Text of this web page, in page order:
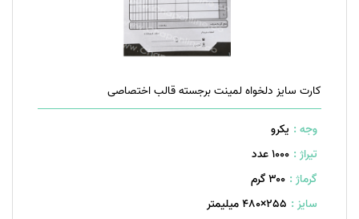
کارت سایز دلخواه لمینت برجسته قالب اختصاصی
وجه : یکرو
تیراژ : 1000 عدد
گرماژ : ۳۰۰ گرم
سایز : 255×480 میلیمتر